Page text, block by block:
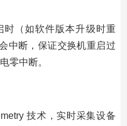
（如软件版本升级时重
中断，保证交换机重启过
零中断。
技术，实时采集设备